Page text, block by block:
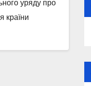
уряду про
країни